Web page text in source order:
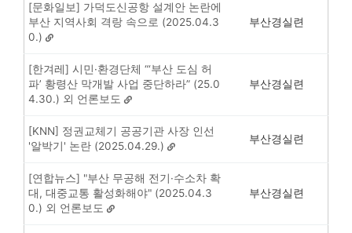
[문화일보] 가덕도신공항 설계안 논란에
부산 지역사회 격랑 속으로 (2025.04.3
0.)
부산경실련
[한겨레] 시민·환경단체 “‘부산 도심 허
파’ 황령산 막개발 사업 중단하라” (25.0
4.30.) 외 언론보도
부산경실련
[KNN] 정권교체기 공공기관 사장 인선
'알박기' 논란 (2025.04.29.)
부산경실련
[연합뉴스] "부산 무공해 전기·수소차 확
대, 대중교통 활성화해야" (2025.04.3
0.) 외 언론보도
부산경실련